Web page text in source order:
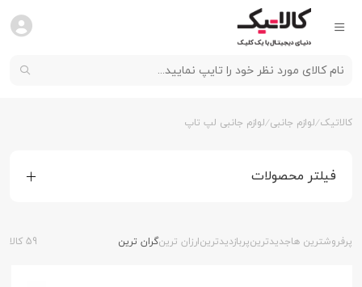
کالاتیک لوازم جانبی لوازم جانبی لپ تاپ
فیلتر محصولات
پرفروشترین هاجدیدترینپربازدیدترینارزان ترینگران ترین 59 کالا